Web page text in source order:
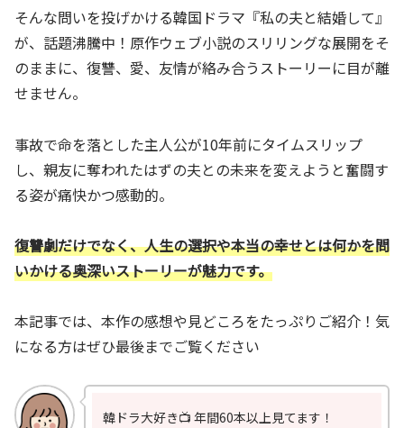
そんな問いを投げかける韓国ドラマ『私の夫と結婚して』
が、話題沸騰中！原作ウェブ小説のスリリングな展開をそ
のままに、復讐、愛、友情が絡み合うストーリーに目が離
せません。
事故で命を落とした主人公が10年前にタイムスリップ
し、親友に奪われたはずの夫との未来を変えようと奮闘す
る姿が痛快かつ感動的。
復讐劇だけでなく、人生の選択や本当の幸せとは何かを問
いかける奥深いストーリーが魅力です。
本記事では、本作の感想や見どころをたっぷりご紹介！気
になる方はぜひ最後までご覧ください
韓ドラ大好き📺 年間60本以上見てます！